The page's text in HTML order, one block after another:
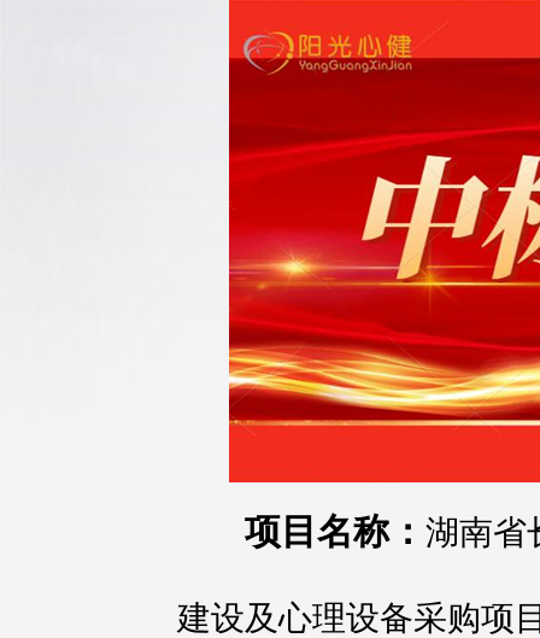
项目名称： 湖南省
建设及心理设备采购项